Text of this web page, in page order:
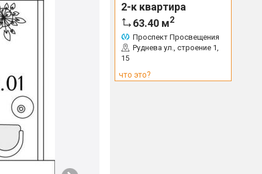
2-к квартира
63.40 м2
Проспект Просвещения
Руднева ул., строение 1,
15
что это?